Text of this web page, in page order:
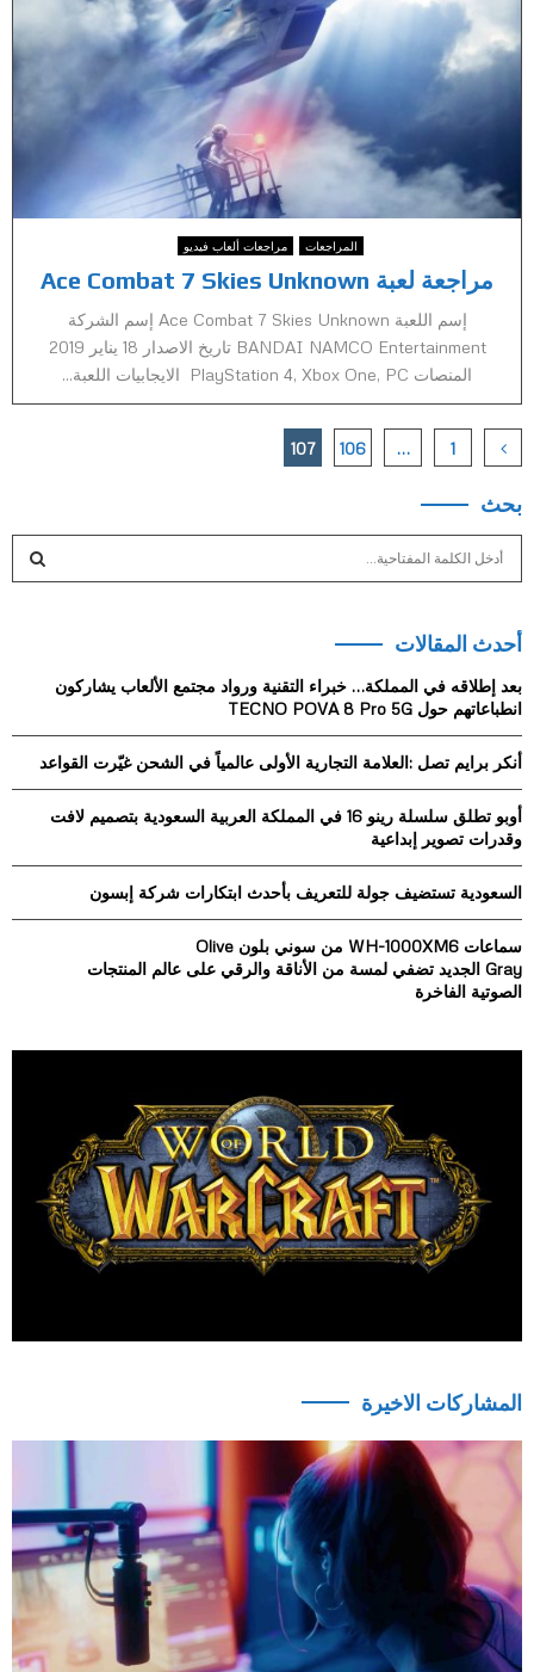
المراجعات مراجعات ألعاب فيديو
مراجعة لعبة Ace Combat 7 Skies Unknown
إسم اللعبة Ace Combat 7 Skies Unknown إسم الشركة
BANDAI NAMCO Entertainment تاريخ الاصدار 18 يناير 2019
المنصات PlayStation 4, Xbox One, PC الايجابيات اللعبة...
Posts
pagination
1
…
106
107
بحث
c
f
r
:
C
أحدث المقالات
بعد إطلاقه في المملكة… خبراء التقنية ورواد مجتمع الألعاب يشاركون
انطباعاتهم حول TECNO POVA 8 Pro 5G
أنكر برايم تصل :العلامة التجارية الأولى عالمياً في الشحن غيّرت القواعد
أوبو تطلق سلسلة رينو 16 في المملكة العربية السعودية بتصميم لافت
وقدرات تصوير إبداعية
السعودية تستضيف جولة للتعريف بأحدث ابتكارات شركة إبسون
سماعات WH-1000XM6 من سوني بلون Olive
Gray الجديد تضفي لمسة من الأناقة والرقي على عالم المنتجات
الصوتية الفاخرة
المشاركات الاخيرة